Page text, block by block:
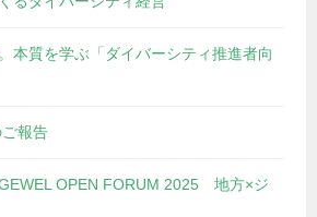
本質を学ぶ「ダイバーシティ推進者向
報告
OPEN FORUM 2025 地方×ジ